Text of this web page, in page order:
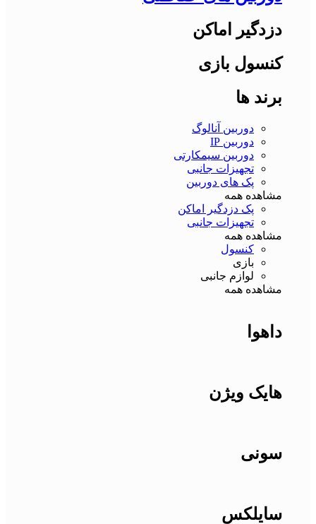
دزدگیر اماکن
کنسول بازی
برند ها
دوربین آنالوگ
دوربین IP
دوربین سیمکارتی
تجهیزات جانبی
پک های دوربین
مشاهده همه
پک دزدگیر اماکن
تجهیزات جانبی
مشاهده همه
کنسول
بازی
لوازم جانبی
مشاهده همه
داهوا
هایک ویژن
سونی
سایلکس